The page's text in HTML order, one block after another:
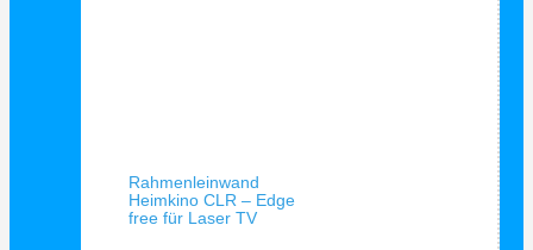
Rahmenleinwand
Heimkino CLR – Edge
free für Laser TV